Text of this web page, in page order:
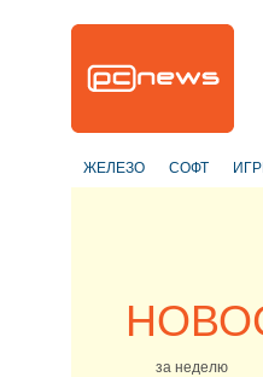
ЖЕЛЕЗО СОФТ
за неделю